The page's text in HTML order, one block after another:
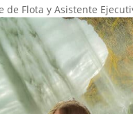
de Flota y Asistente